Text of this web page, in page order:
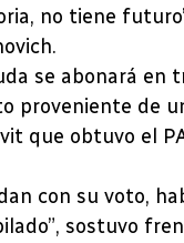
no tiene
se abonará en
proveniente de
que obtuvo el
con su voto,
sostuvo